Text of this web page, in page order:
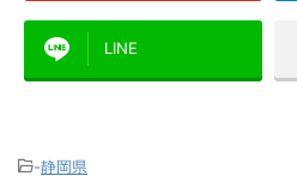
LINE
-静岡県